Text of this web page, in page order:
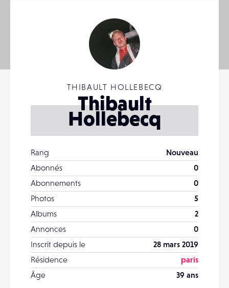
THIBAULT HOLLEBECQ
Thibault
Hollebecq
Rang
Nouveau
Abonnés
0
Abonnements
0
Photos
5
Albums
2
Annonces
0
Inscrit depuis le
28 mars 2019
Résidence
paris
Âge
39 ans